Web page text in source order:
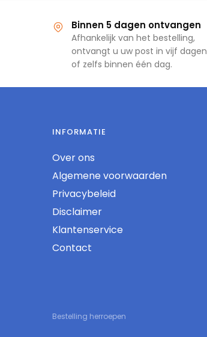
Binnen 5 dagen ontvangen
Afhankelijk van het bestelling,
ontvangt u uw post in vijf dagen
of zelfs binnen één dag.
INFORMATIE
Over ons
Algemene voorwaarden
Privacybeleid
Disclaimer
Klantenservice
Contact
Bestelling herroepen